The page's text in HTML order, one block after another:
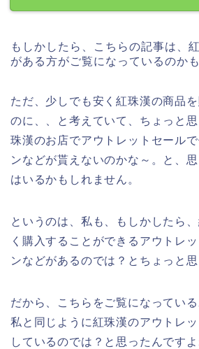
もしかしたら、こちらの記事は、
がある方がご覧になっているのか
ただ、少しでも安く紅珠漢の商品
のに、、と考えていて、ちょっと
珠漢のお店でアウトレットセール
ンなどが貰えないのかな～。と、
はいるかもしれません。
というのは、私も、もしかしたら
く購入することができるアウトレ
ンなどがあるのでは？とちょっと思
だから、こちらをご覧になってい
私と同じように紅珠漢のアウトレ
しているのでは？と思ったんですよ